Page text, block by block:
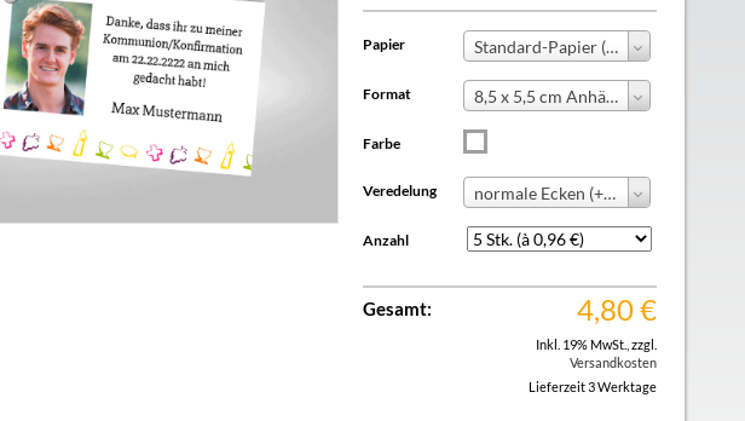
Papier Standard-Papier (+0,00 €)
Format 8,5 x 5,5 cm Anhänger
Farbe
Veredelung normale Ecken (+ 0,00 €)
Anzahl
Gesamt: 4,80€
Inkl. 19% MwSt. ,zzgl.
Versandkosten
Lieferzeit 3 Werktage